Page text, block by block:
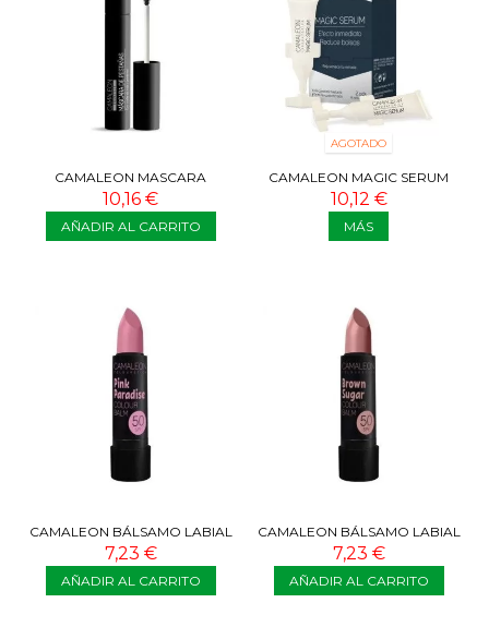
CAMALEON MASCARA
PESTAÑAS VOLUMEN NEGRO
10,16 €
AÑADIR AL CARRITO
AGOTADO
CAMALEON MAGIC SERUM
CORRECTOR BOLSAS Y
OJERAS
10,12 €
MÁS
CAMALEON BÁLSAMO LABIAL
PINK PARADISE SPF50
7,23 €
AÑADIR AL CARRITO
CAMALEON BÁLSAMO LABIAL
BROWN SUGAR SPF50
7,23 €
AÑADIR AL CARRITO